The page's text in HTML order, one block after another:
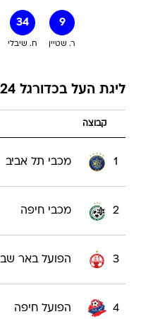
34
ח. שיבלי
9
ר. שטיין
ליגת העל בכדורגל 2023/24
קבוצה
1 מכבי תל אביב
2 מכבי חיפה
3 הפועל באר
4 הפועל חיפה